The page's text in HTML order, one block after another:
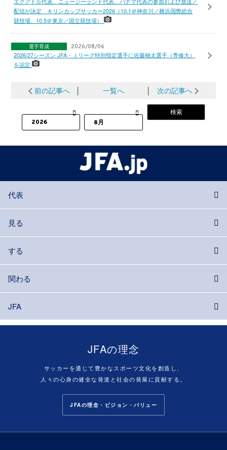
配信が決定 キリンカップサッカー2026（10.1＠神奈川／横浜国際総合
競技場、10.5＠東京／国立競技場）
選手育成 2026/08/06
2026/27シーズン JFA・Ｊリーグ特別指定選手に佐藤柚太選手（専修大）
を認定
前の記事へ 一覧へ 次の記事へ
代表
見る
する
関わる
JFA
JFAの理念
サッカーを通じて豊かなスポーツ文化を創造し、
人々の心身の健全な発達と社会の発展に貢献する。
JFAの理念・ビジョン・バリュー